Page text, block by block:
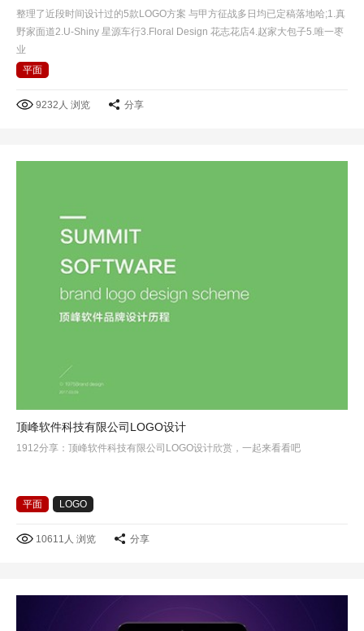
整理了近段时间设计过的5款LOGO方案 与甲方征战多日均已定稿落地哈;1.真
野家面道2.U-Shiny 星源车行3.Floral Design 花志花店4.赵家大包子5.唯一枣
业
平面
9232人 浏览 分享
顶峰软件科技有限公司LOGO设计
1912分享：顶峰软件科技有限公司LOGO设计欣赏，一起来看看吧
平面 LOGO
10611人 浏览 分享